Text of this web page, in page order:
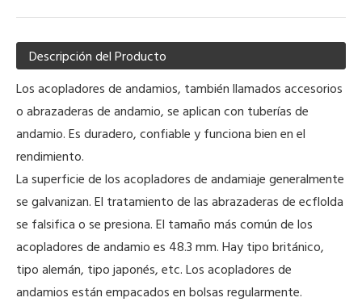
Descripción del Producto
Los acopladores de andamios, también llamados accesorios
o abrazaderas de andamio, se aplican con tuberías de
andamio. Es duradero, confiable y funciona bien en el
rendimiento.
La superficie de los acopladores de andamiaje generalmente
se galvanizan. El tratamiento de las abrazaderas de ecflolda
se falsifica o se presiona. El tamaño más común de los
acopladores de andamio es 48.3 mm. Hay tipo británico,
tipo alemán, tipo japonés, etc. Los acopladores de
andamios están empacados en bolsas regularmente.